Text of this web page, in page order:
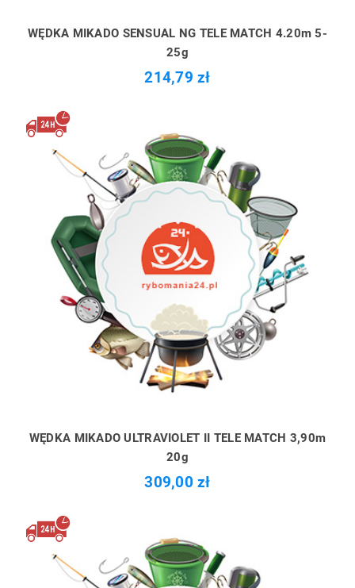
WĘDKA MIKADO SENSUAL NG TELE MATCH 4.20m 5-
25g
214,79 zł
WĘDKA MIKADO ULTRAVIOLET II TELE MATCH 3,90m
20g
309,00 zł